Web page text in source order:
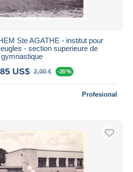
Ste AGATHE - institut pour
- section superieure de
gymnastique
US$ 2,00 € -20 %
Profesional